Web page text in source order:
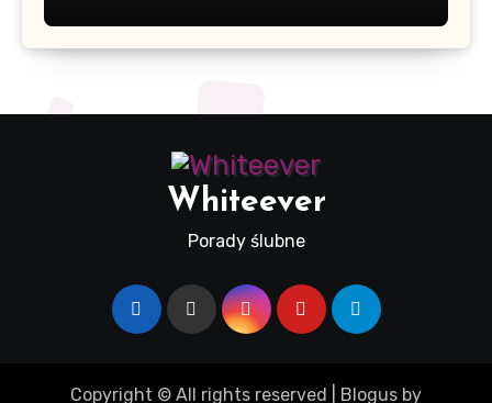
Whiteever
Porady ślubne
Copyright © All rights reserved Blogus by